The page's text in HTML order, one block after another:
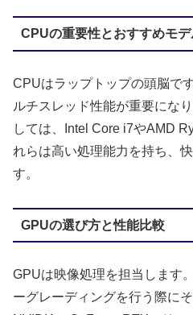
CPUの重要性とおすすめモデ
CPUはラップトップの頭脳で
ルチスレッド性能が重要にな
しては、Intel Core i7やAMD
れらは高い処理能力を持ち、
す。
GPUの選び方と性能比較
GPUは映像処理を担当します
ーグレーディングを行う際に